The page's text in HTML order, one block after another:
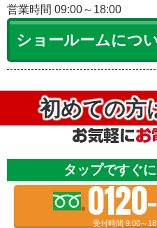
営業時間 09:00～18:00
ショールームにつ
初めての方
タップですぐ
受付時間 9:00～